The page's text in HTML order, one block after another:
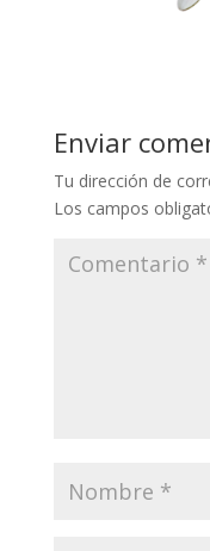
Enviar
Tu dirección de
Los campos